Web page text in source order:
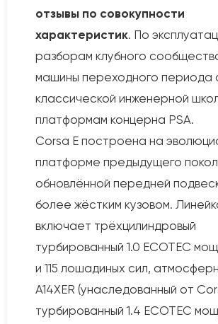
отзывы по совокупности
характеристик. По
разборам клубного
машины переходного периода
классической инженерной
платформам концерна PSA.
Corsa E построена на
платформе предыдущего
обновлённой передней
более жёстким кузовом.
включает трёхцилиндровый
турбированный 1.0 ECOTEC
и 115 лошадиных сил,
A14XER (унаследованный от
турбированный 1.4 ECOTEC